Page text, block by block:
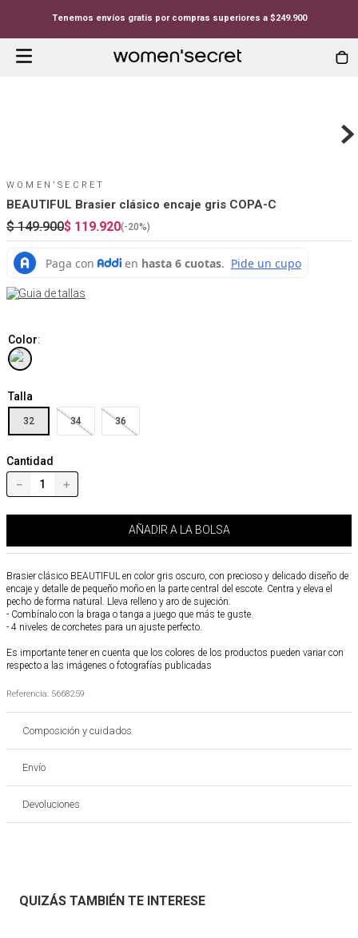
Tenemos envíos gratis por compras superiores a $249.900
WOMEN'SECRET
BEAUTIFUL Brasier clásico encaje gris COPA-C
$ 149.900$ 119.920(-20%)
Guia de tallas
Color:
Talla
32 34 36
Cantidad
＋
－
AÑADIR A LA BOLSA
Brasier clásico BEAUTIFUL en color gris oscuro, con precioso y delicado diseño de
encaje y detalle de pequeño moño en la parte central del escote. Centra y eleva el
pecho de forma natural. Lleva relleno y aro de sujeción.
- Combínalo con la braga o tanga a juego que más te guste.
- 4 niveles de corchetes para un ajuste perfecto.
Es importante tener en cuenta que los colores de los productos pueden variar con
respecto a las imágenes o fotografías publicadas
Referencia: 5668259
Composición y cuidados
Envío
Devoluciones
QUIZÁS TAMBIÉN TE INTERESE